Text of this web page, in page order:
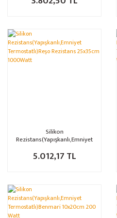
Silikon
Rezistans(Yapışkanlı,Emniyet
25x35cm 1000Watt
5.012,17 TL